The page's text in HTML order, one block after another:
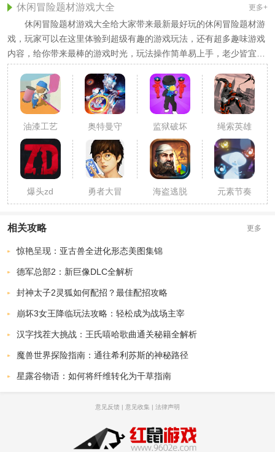
休闲冒险题材游戏大全 更多+
休闲冒险题材游戏大全给大家带来最新最好玩的休闲冒险题材游
戏，玩家可以在这里体验到超级有趣的游戏玩法，还有超多趣味游戏
内容，给你带来最棒的游戏时光，玩法操作简单易上手，老少皆宜，
非常适合用来打发时间，感兴趣的小伙伴千万不要错过哦！
油漆工艺
3D
奥特曼守
卫光之国
监狱破坏
3D
绳索英雄
爆头zd
勇者大冒
险英雄集
海盗逃脱 元素节奏
相关攻略 更多
惊艳呈现：亚古兽全进化形态美图集锦
德军总部2：新巨像DLC全解析
封神太子2灵狐如何配招？最佳配招攻略
崩坏3女王降临玩法攻略：轻松成为战场主宰
汉字找茬大挑战：王氏嘻哈歌曲通关秘籍全解析
魔兽世界探险指南：通往希利苏斯的神秘路径
星露谷物语：如何将纤维转化为干草指南
意见反馈 | 意见收集 | 法律声明